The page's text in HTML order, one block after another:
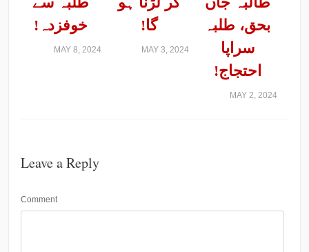
خوفزدہ!
MAY 8, 2024
گا!
MAY 3, 2024
بحق، طلبہ
سراپا
احتجاج!
MAY 2, 2024
Leave a Reply
Comment